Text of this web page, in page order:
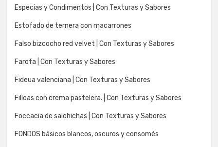
Especias y Condimentos | Con Texturas y Sabores
Estofado de ternera con macarrones
Falso bizcocho red velvet | Con Texturas y Sabores
Farofa | Con Texturas y Sabores
Fideua valenciana | Con Texturas y Sabores
Filloas con crema pastelera. | Con Texturas y Sabores
Foccacia de salchichas | Con Texturas y Sabores
FONDOS básicos blancos, oscuros y consomés